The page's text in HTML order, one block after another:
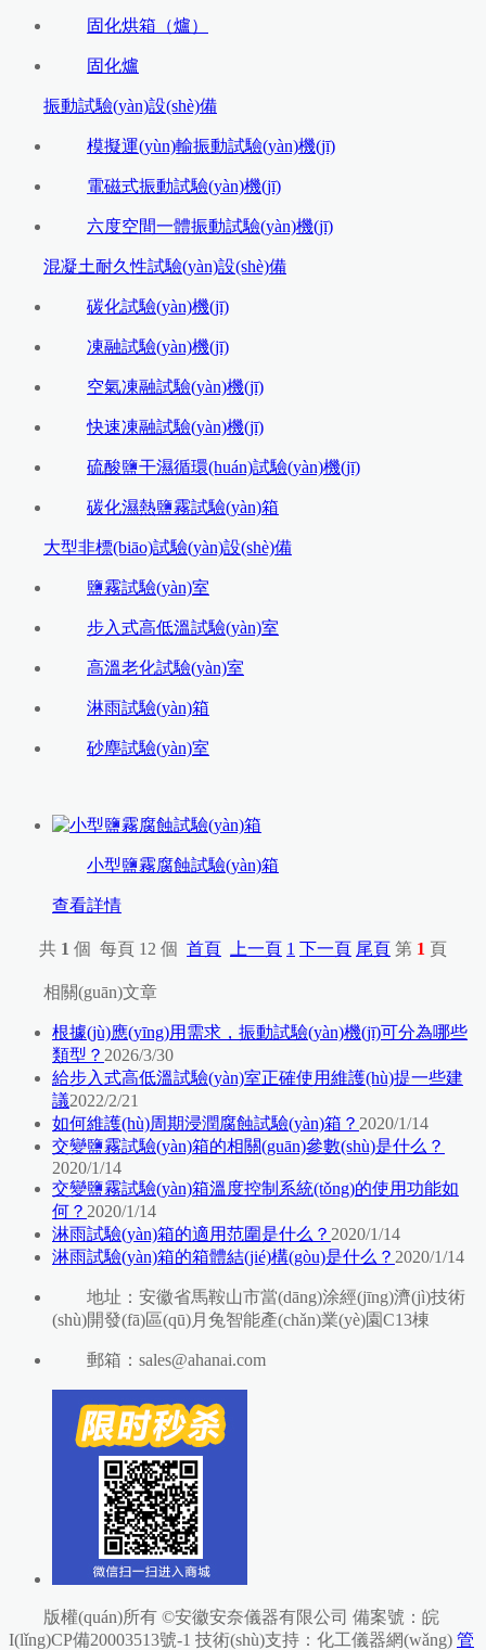
固化烘箱（爐）
固化爐
振動試驗(yàn)設(shè)備
模擬運(yùn)輸振動試驗(yàn)機(jī)
電磁式振動試驗(yàn)機(jī)
六度空間一體振動試驗(yàn)機(jī)
混凝土耐久性試驗(yàn)設(shè)備
碳化試驗(yàn)機(jī)
凍融試驗(yàn)機(jī)
空氣凍融試驗(yàn)機(jī)
快速凍融試驗(yàn)機(jī)
硫酸鹽干濕循環(huán)試驗(yàn)機(jī)
碳化濕熱鹽霧試驗(yàn)箱
大型非標(biāo)試驗(yàn)設(shè)備
鹽霧試驗(yàn)室
步入式高低溫試驗(yàn)室
高溫老化試驗(yàn)室
淋雨試驗(yàn)箱
砂塵試驗(yàn)室
小型鹽霧腐蝕試驗(yàn)箱
查看詳情
共 1 個 每頁 12 個 首頁 上一頁 1 下一頁 尾頁 第 1 頁
相關(guān)文章
根據(jù)應(yīng)用需求，振動試驗(yàn)機(jī)可分為哪些
類型？ 2026/3/30
給步入式高低溫試驗(yàn)室正確使用維護(hù)提一些建
議2022/2/21
如何維護(hù)周期浸潤腐蝕試驗(yàn)箱？ 2020/1/14
交變鹽霧試驗(yàn)箱的相關(guān)參數(shù)是什么？
2020/1/14
交變鹽霧試驗(yàn)箱溫度控制系統(tǒng)的使用功能如
何？ 2020/1/14
淋雨試驗(yàn)箱的適用范圍是什么？ 2020/1/14
淋雨試驗(yàn)箱的箱體結(jié)構(gòu)是什么？ 2020/1/14
地址：安徽省馬鞍山市當(dāng)涂經(jīng)濟(jì)技術
(shù)開發(fā)區(qū)月兔智能產(chǎn)業(yè)園C13棟
郵箱：sales@ahanai.com
版權(quán)所有 ©安徽安奈儀器有限公司 備案號：皖
I(lǐng)CP備20003513號-1 技術(shù)支持： 化工儀器網(wǎng) 管